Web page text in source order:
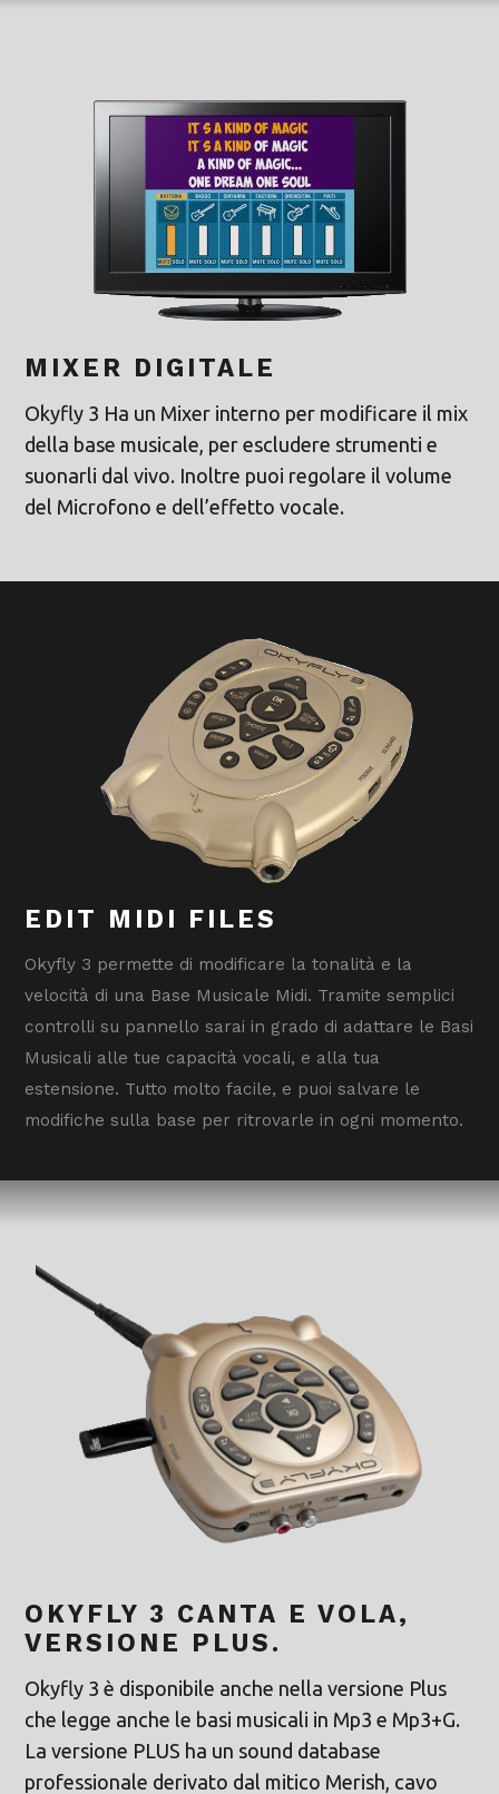
MIXER DIGITALE
Okyfly 3 Ha un Mixer interno per modificare il mix
della base musicale, per escludere strumenti e
suonarli dal vivo. Inoltre puoi regolare il volume
del Microfono e dell’effetto vocale.
EDIT MIDI FILES
Okyfly 3 permette di modificare la tonalità e la
velocità di una Base Musicale Midi. Tramite semplici
controlli su pannello sarai in grado di adattare le Basi
Musicali alle tue capacità vocali, e alla tua
estensione. Tutto molto facile, e puoi salvare le
modifiche sulla base per ritrovarle in ogni momento.
OKYFLY 3 CANTA E VOLA,
VERSIONE PLUS.
Okyfly 3 è disponibile anche nella versione Plus
che legge anche le basi musicali in Mp3 e Mp3+G.
La versione PLUS ha un sound database
professionale derivato dal mitico Merish, cavo